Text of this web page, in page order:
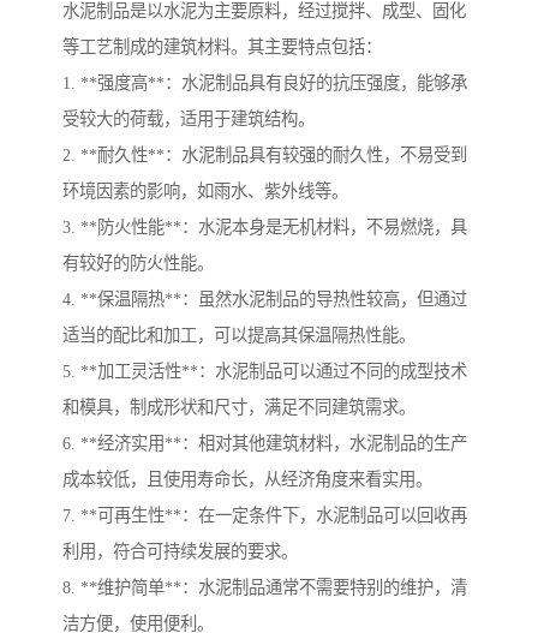
水泥制品是以水泥为主要原料，经过搅拌、成型、固化
等工艺制成的建筑材料。其主要特点包括：
1. **强度高**：水泥制品具有良好的抗压强度，能够承
受较大的荷载，适用于建筑结构。
2. **耐久性**：水泥制品具有较强的耐久性，不易受到
环境因素的影响，如雨水、紫外线等。
3. **防火性能**：水泥本身是无机材料，不易燃烧，具
有较好的防火性能。
4. **保温隔热**：虽然水泥制品的导热性较高，但通过
适当的配比和加工，可以提高其保温隔热性能。
5. **加工灵活性**：水泥制品可以通过不同的成型技术
和模具，制成形状和尺寸，满足不同建筑需求。
6. **经济实用**：相对其他建筑材料，水泥制品的生产
成本较低，且使用寿命长，从经济角度来看实用。
7. **可再生性**：在一定条件下，水泥制品可以回收再
利用，符合可持续发展的要求。
8. **维护简单**：水泥制品通常不需要特别的维护，清
洁方便，使用便利。